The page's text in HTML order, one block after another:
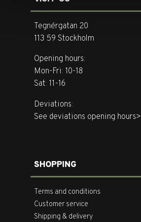
Tegnérgatan 20
113 59 Stockholm
Opening hours:
Mon-Fri: 10-18
Sat: 11-16
Deviations:
See deviations opening hours>
SHOPPING
Terms and conditions
Customer service
Shipping & delivery